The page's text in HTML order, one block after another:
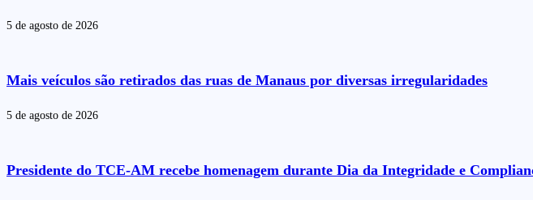
5 de agosto de 2026
Mais veículos são retirados das ruas de Manaus por diversas irregularidades
5 de agosto de 2026
Presidente do TCE-AM recebe homenagem durante Dia da Integridade e